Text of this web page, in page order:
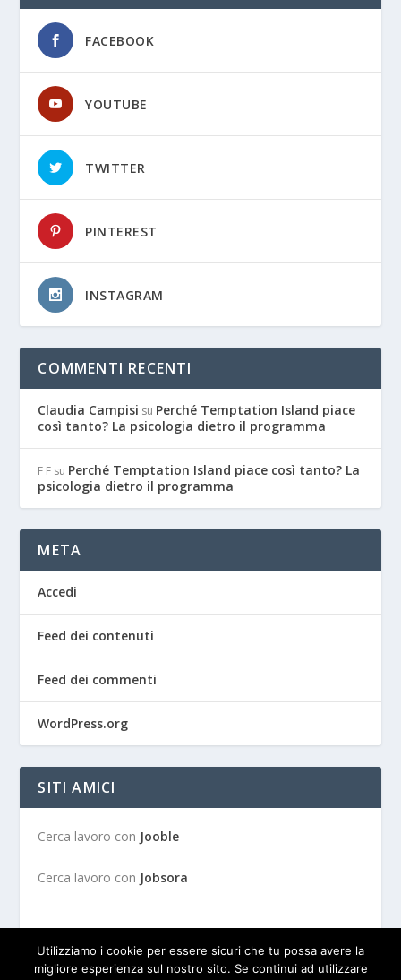
FACEBOOK
YOUTUBE
TWITTER
PINTEREST
INSTAGRAM
COMMENTI RECENTI
Claudia Campisi su Perché Temptation Island piace
così tanto? La psicologia dietro il programma
F F su Perché Temptation Island piace così tanto? La
psicologia dietro il programma
META
Accedi
Feed dei contenuti
Feed dei commenti
WordPress.org
SITI AMICI
Cerca lavoro con Jooble
Cerca lavoro con Jobsora
Utilizziamo i cookie per essere sicuri che tu possa avere la
migliore esperienza sul nostro sito. Se continui ad utilizzare